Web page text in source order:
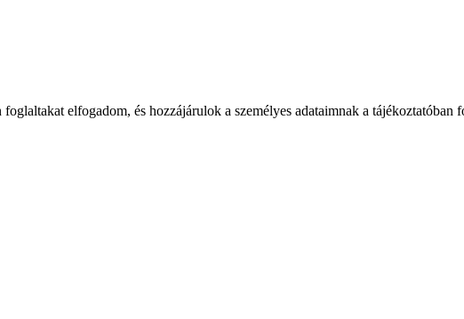
foglaltakat elfogadom, és hozzájárulok a személyes adataimnak a tájékoztatóban